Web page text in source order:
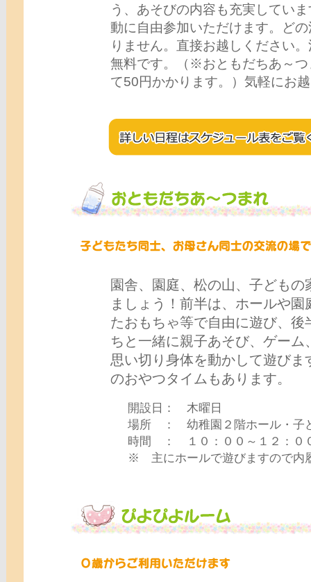
う、あそびの内容も充実してい
動に自由参加いただけます。ど
りません。直接お越しください
無料です。（※おともだちあ～
て50円かかります。）気軽にお
園舎、園庭、松の山、子ども
ましょう！前半は、ホールや
たおもちゃ等で自由に遊び、後
ちと一緒に親子あそび、ゲーム
思い切り身体を動かして遊びま
のおやつタイムもあります。
開設日： 木曜日
場所 ： 幼稚園２階ホール・子
時間 ： １０：００～１２：０
※ 主にホールで遊びますので内